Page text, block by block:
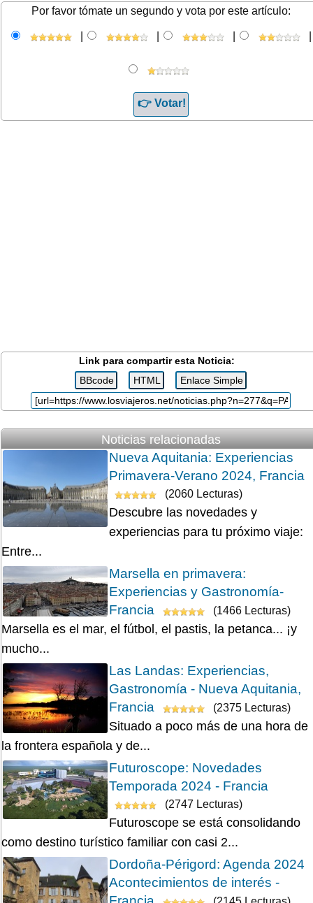
Por favor tómate un segundo y vota por este artículo:
Link para compartir esta Noticia:
Noticias relacionadas
Nueva Aquitania: Experiencias
Primavera-Verano 2024, Francia
(2060 Lecturas)
Descubre las novedades y
experiencias para tu próximo viaje:
Entre...
Marsella en primavera:
Experiencias y Gastronomía-
Francia
(1466 Lecturas)
Marsella es el mar, el fútbol, el pastis, la petanca... ¡y
mucho...
Las Landas: Experiencias,
Gastronomía - Nueva Aquitania,
Francia
(2375 Lecturas)
Situado a poco más de una hora de
la frontera española y de...
Futuroscope: Novedades
Temporada 2024 - Francia
(2747 Lecturas)
Futuroscope se está consolidando
como destino turístico familiar con casi 2...
Dordoña-Périgord: Agenda 2024
Acontecimientos de interés -